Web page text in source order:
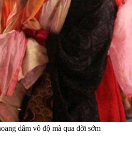
dâm vô độ mà qua đời sớm